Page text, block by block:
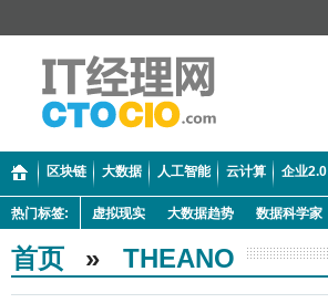
区块链 大数据 人工智能 云计算 企业2.0
热门标签: 虚拟现实 大数据趋势 数据科学家
首页 » THEANO